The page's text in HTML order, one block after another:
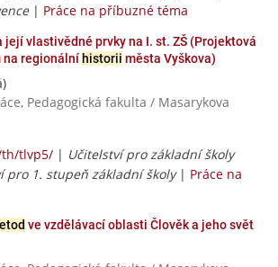
| Práce na příbuzné téma
její vlastivědné prvky na I. st. ZŠ (Projektová
na regionální historii města Vyškova)
Pedagogická fakulta / Masarykova
tlvp5/ | Učitelství pro základní školy
pro 1. stupeň základní školy| Práce na
ve vzdělávací oblasti Člověk a jeho svět